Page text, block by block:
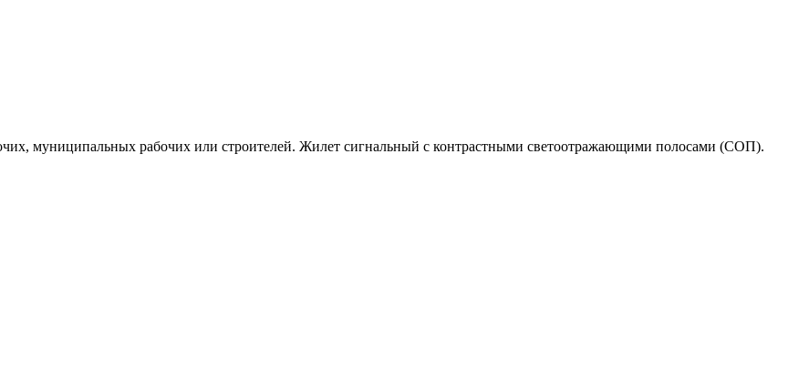
муниципальных рабочих или строителей. Жилет сигнальный с контрастными светоотражающими полосами (СОП).